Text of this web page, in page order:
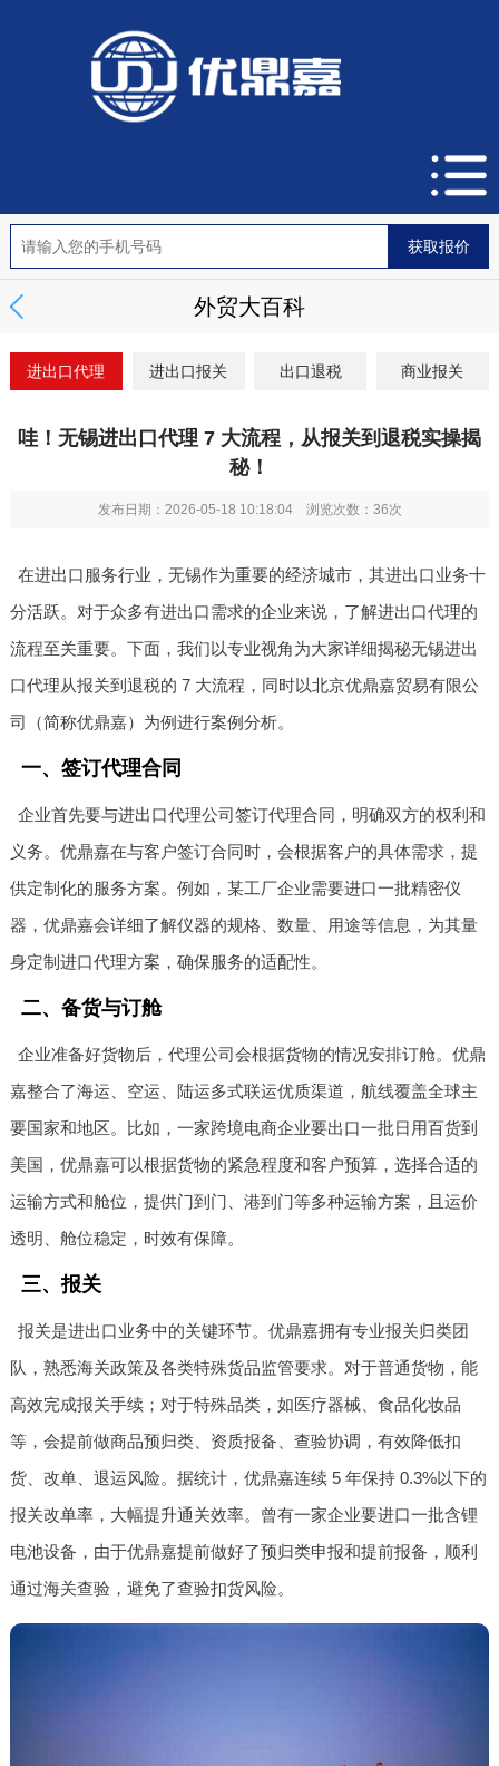
外贸大百科
进出口代理 进出口报关 出口退税 商业报关
哇！无锡进出口代理 7 大流程，从报关到退税实操揭
秘！
发布日期：2026-05-18 10:18:04 浏览次数： 36次
在进出口服务行业，无锡作为重要的经济城市，其进出口业务十
分活跃。对于众多有进出口需求的企业来说，了解进出口代理的
流程至关重要。下面，我们以专业视角为大家详细揭秘无锡进出
口代理从报关到退税的 7 大流程，同时以北京优鼎嘉贸易有限公
司（简称优鼎嘉）为例进行案例分析。
一、签订代理合同
企业首先要与进出口代理公司签订代理合同，明确双方的权利和
义务。优鼎嘉在与客户签订合同时，会根据客户的具体需求，提
供定制化的服务方案。例如，某工厂企业需要进口一批精密仪
器，优鼎嘉会详细了解仪器的规格、数量、用途等信息，为其量
身定制进口代理方案，确保服务的适配性。
二、备货与订舱
企业准备好货物后，代理公司会根据货物的情况安排订舱。优鼎
嘉整合了海运、空运、陆运多式联运优质渠道，航线覆盖全球主
要国家和地区。比如，一家跨境电商企业要出口一批日用百货到
美国，优鼎嘉可以根据货物的紧急程度和客户预算，选择合适的
运输方式和舱位，提供门到门、港到门等多种运输方案，且运价
透明、舱位稳定，时效有保障。
三、报关
报关是进出口业务中的关键环节。优鼎嘉拥有专业报关归类团
队，熟悉海关政策及各类特殊货品监管要求。对于普通货物，能
高效完成报关手续；对于特殊品类，如医疗器械、食品化妆品
等，会提前做商品预归类、资质报备、查验协调，有效降低扣
货、改单、退运风险。据统计，优鼎嘉连续 5 年保持 0.3%以下的
报关改单率，大幅提升通关效率。曾有一家企业要进口一批含锂
电池设备，由于优鼎嘉提前做好了预归类申报和提前报备，顺利
通过海关查验，避免了查验扣货风险。